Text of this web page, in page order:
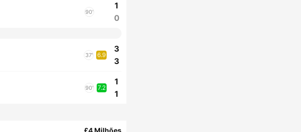
90'
1
0
37' 6.9
3
3
90' 7.2
1
1
£4 Milhões